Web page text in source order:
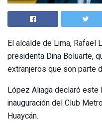
El alcalde de Lima, Rafael
presidenta Dina Boluarte,
extranjeros que son parte
López Aliaga declaró este
inauguración del Club
Huaycán.